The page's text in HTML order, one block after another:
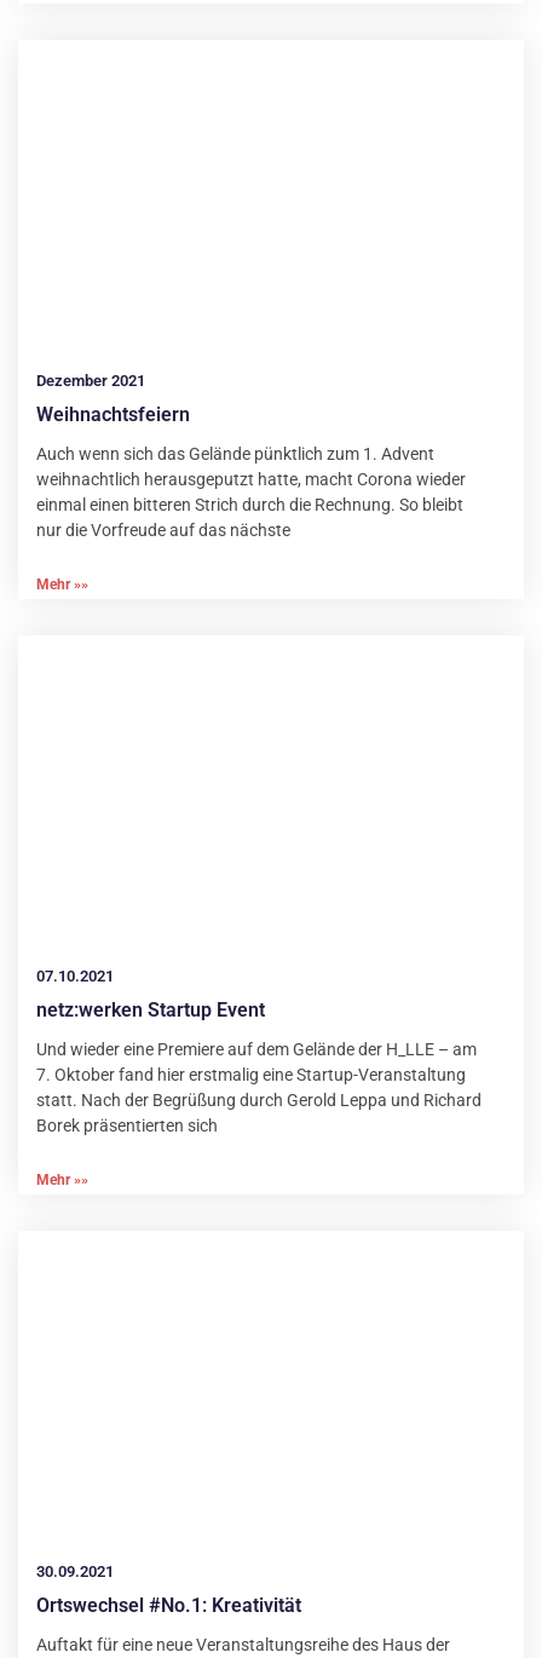
Dezember 2021
Weihnachtsfeiern
Auch wenn sich das Gelände pünktlich zum 1. Advent
weihnachtlich herausgeputzt hatte, macht Corona wieder
einmal einen bitteren Strich durch die Rechnung. So bleibt
nur die Vorfreude auf das nächste
Mehr »»
07.10.2021
netz:werken Startup Event
Und wieder eine Premiere auf dem Gelände der H_LLE – am
7. Oktober fand hier erstmalig eine Startup-Veranstaltung
statt. Nach der Begrüßung durch Gerold Leppa und Richard
Borek präsentierten sich
Mehr »»
30.09.2021
Ortswechsel #No.1: Kreativität
Auftakt für eine neue Veranstaltungsreihe des Haus der